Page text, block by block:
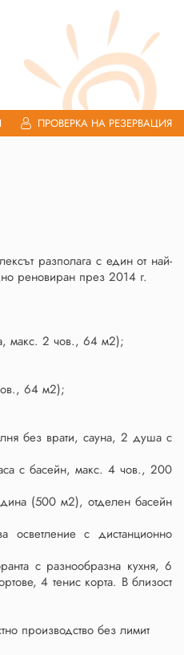
ПРОВЕРКА НА РЕЗЕРВАЦИЯ
разполага с един от най-
реновиран през 2014 г.
макс. 2 чов., 64 м2);
64 м2);
без врати, сауна, 2 душа с
с басейн, макс. 4 чов., 200
(500 м2), отделен басейн
осветление с дистанционно
с разнообразна кухня, 6
4 тенис корта. В близост
производство без лимит